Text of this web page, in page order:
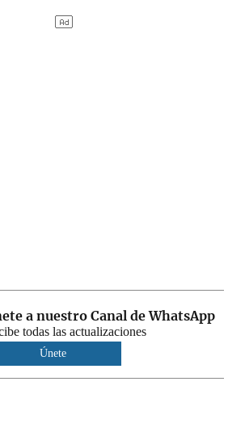
a nuestro Canal de WhatsApp
todas las actualizaciones
Únete